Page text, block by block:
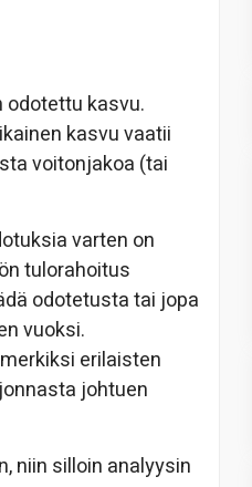
kasvu.
kasvu vaatii
voitonjakoa (tai
varten on
tulorahoitus
odotetusta tai jopa
vuoksi.
erilaisten
johtuen
niin silloin analyysin